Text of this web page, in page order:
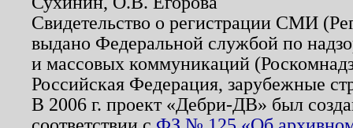
Свидетельство о регистрации СМИ
выдано Федеральной службой по
и массовых коммуникаций
Российская Федерация, зарубежные
В 2006 г. проект «Дебри-ДВ» был